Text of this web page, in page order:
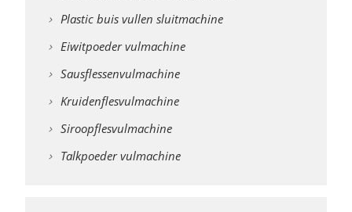
Plastic buis vullen sluitmachine
Eiwitpoeder vulmachine
Sausflessenvulmachine
Kruidenflesvulmachine
Siroopflesvulmachine
Talkpoeder vulmachine